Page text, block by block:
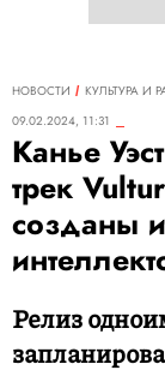
НОВОСТИ
КУЛЬТУРА И
09.02.2024, 11:31
Канье
трек
созданы
Релиз